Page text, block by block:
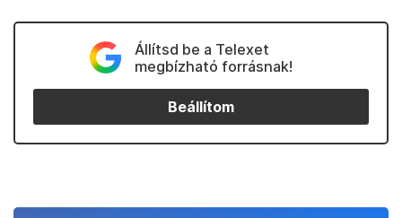
Állítsd be a Telexet
megbízható forrásnak!
Beállítom